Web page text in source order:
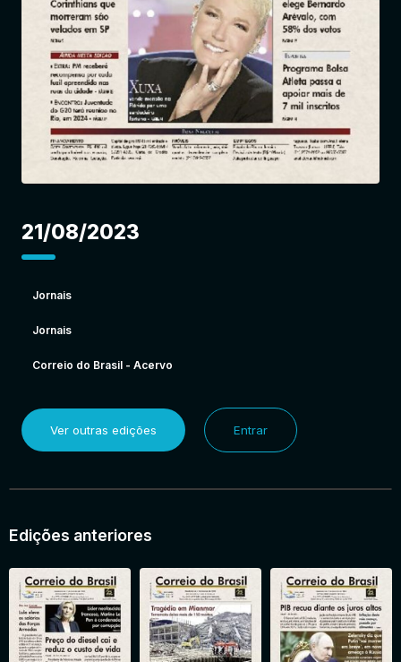
21/08/2023
Jornais
Jornais
Correio do Brasil - Acervo
Ver outras edições Entrar
Edições anteriores